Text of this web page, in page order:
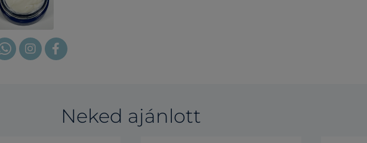
Neked ajánlott